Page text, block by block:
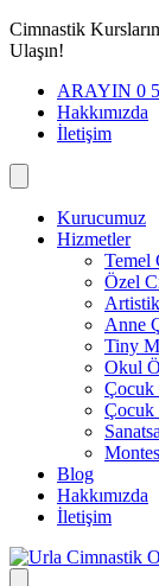
İçeriğe
geç
Cimnastik
Ulaşın!
ARAYIN 0
Hakkımızda
İletişim
Kurucumuz
Hizmetler
Temel
Özel
Anne
Tiny
Okul
Çocuk
Çocuk
Blog
Hakkımızda
İletişim